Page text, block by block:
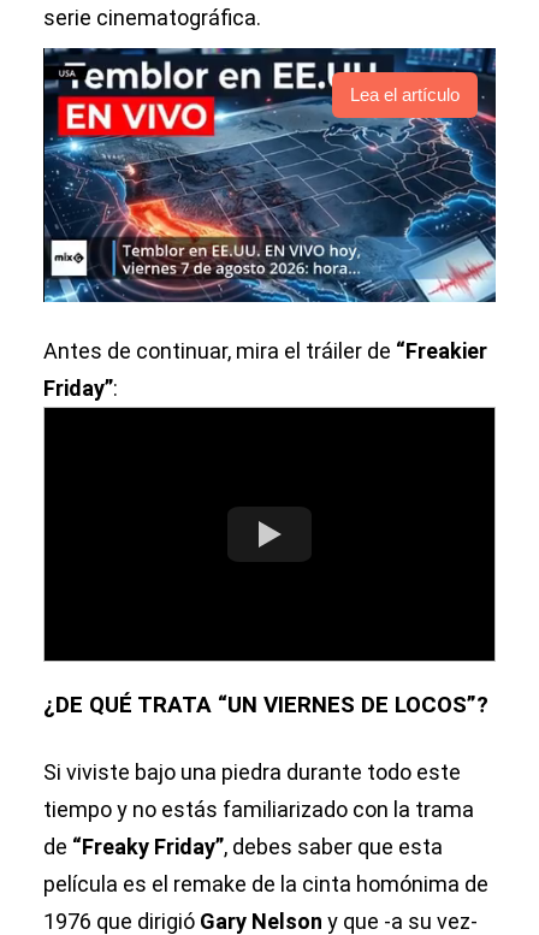
serie cinematográfica.
Lea el artículo
Antes de continuar, mira el tráiler de “Freakier
Friday”:
¿DE QUÉ TRATA “UN VIERNES DE LOCOS”?
Si viviste bajo una piedra durante todo este
tiempo y no estás familiarizado con la trama
de “Freaky Friday”, debes saber que esta
película es el remake de la cinta homónima de
1976 que dirigió Gary Nelson y que -a su vez-